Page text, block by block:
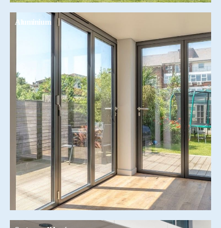
Aluminium